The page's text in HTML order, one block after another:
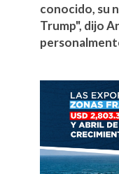
conocido, su
Trump", dijo